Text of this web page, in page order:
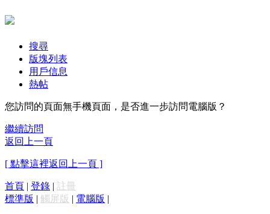
搜尋
版塊列表
用戶信息
熱帖
您訪問的頁面無手機頁面，是否進一步訪問電腦版？
繼續訪問
返回上一頁
[ 點擊這裡返回上一頁 ]
首頁 | 登錄 | 註冊
標準版 | 觸屏版 | 電腦版 |